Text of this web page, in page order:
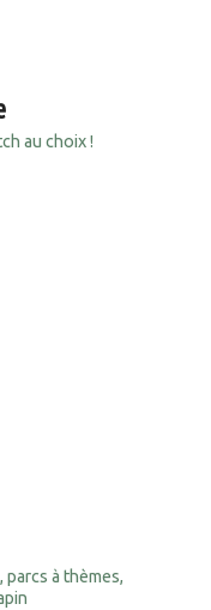
au choix !
à thèmes,